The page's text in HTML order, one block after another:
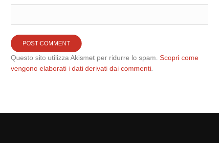
Questo sito utilizza Akismet per ridurre lo spam.Scopri come
vengono elaborati i dati derivati dai commenti